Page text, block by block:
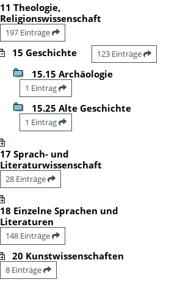
11 Theologie,
Religionswissenschaft
197 Einträge
15 Geschichte 123 Einträge
15.15 Archäologie
1 Eintrag
15.25 Alte Geschichte
1 Eintrag
17 Sprach- und
Literaturwissenschaft
28 Einträge
18 Einzelne Sprachen und
Literaturen
148 Einträge
20 Kunstwissenschaften
8 Einträge